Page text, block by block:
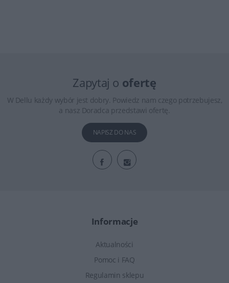
Zapytaj o ofertę
W Dellu każdy wybór jest dobry. Powiedz nam czego potrzebujesz,
a nasz Doradca przedstawi ofertę.
NAPISZ DO NAS
Informacje
Aktualności
Pomoc i FAQ
Regulamin sklepu